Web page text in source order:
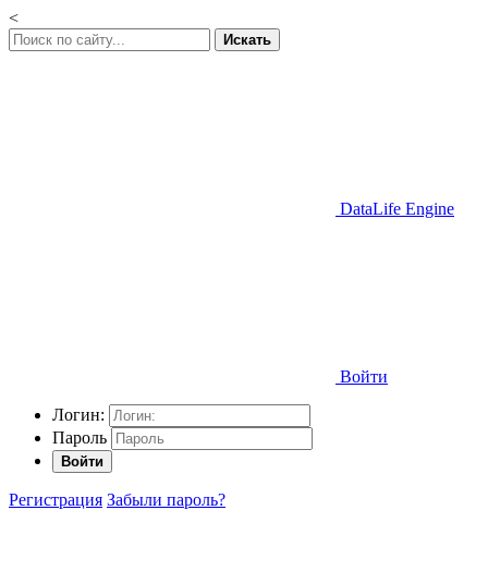
<
Искать
DataLife Engine
Войти
Логин:
Пароль
Войти
Регистрация Забыли пароль?